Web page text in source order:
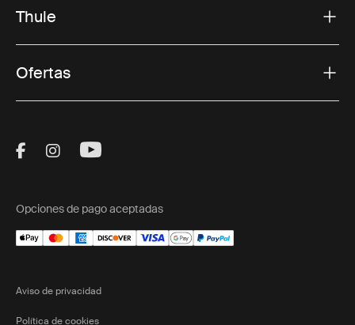
Thule
Ofertas
Visit Thule on Facebook (external link)
Visit Thule on Instagram (external link)
Visit Thule on Youtube (external
Opciones de pago aceptadas
Aviso de privacidad
Política de cookies